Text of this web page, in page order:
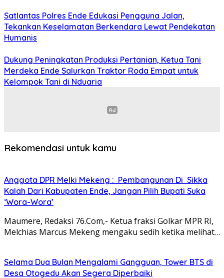
Satlantas Polres Ende Edukasi Pengguna Jalan,
Tekankan Keselamatan Berkendara Lewat Pendekatan
Humanis
Dukung Peningkatan Produksi Pertanian, Ketua Tani
Merdeka Ende Salurkan Traktor Roda Empat untuk
Kelompok Tani di Nduaria
Rekomendasi untuk kamu
Anggota DPR Melki Mekeng : Pembangunan Di Sikka
Kalah Dari Kabupaten Ende, Jangan Pilih Bupati Suka
‘Wora-Wora’
Maumere, Redaksi 76.Com,- Ketua fraksi Golkar MPR RI,
Melchias Marcus Mekeng mengaku sedih ketika melihat…
Selama Dua Bulan Mengalami Gangguan, Tower BTS di
Desa Otogedu Akan Segera Diperbaiki